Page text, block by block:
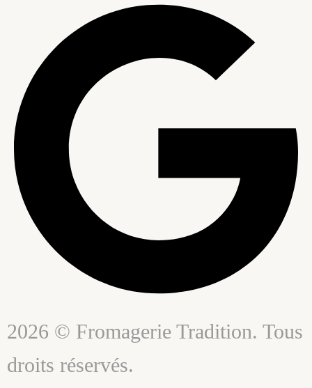
2026 © Fromagerie Tradition. Tous
droits réservés.